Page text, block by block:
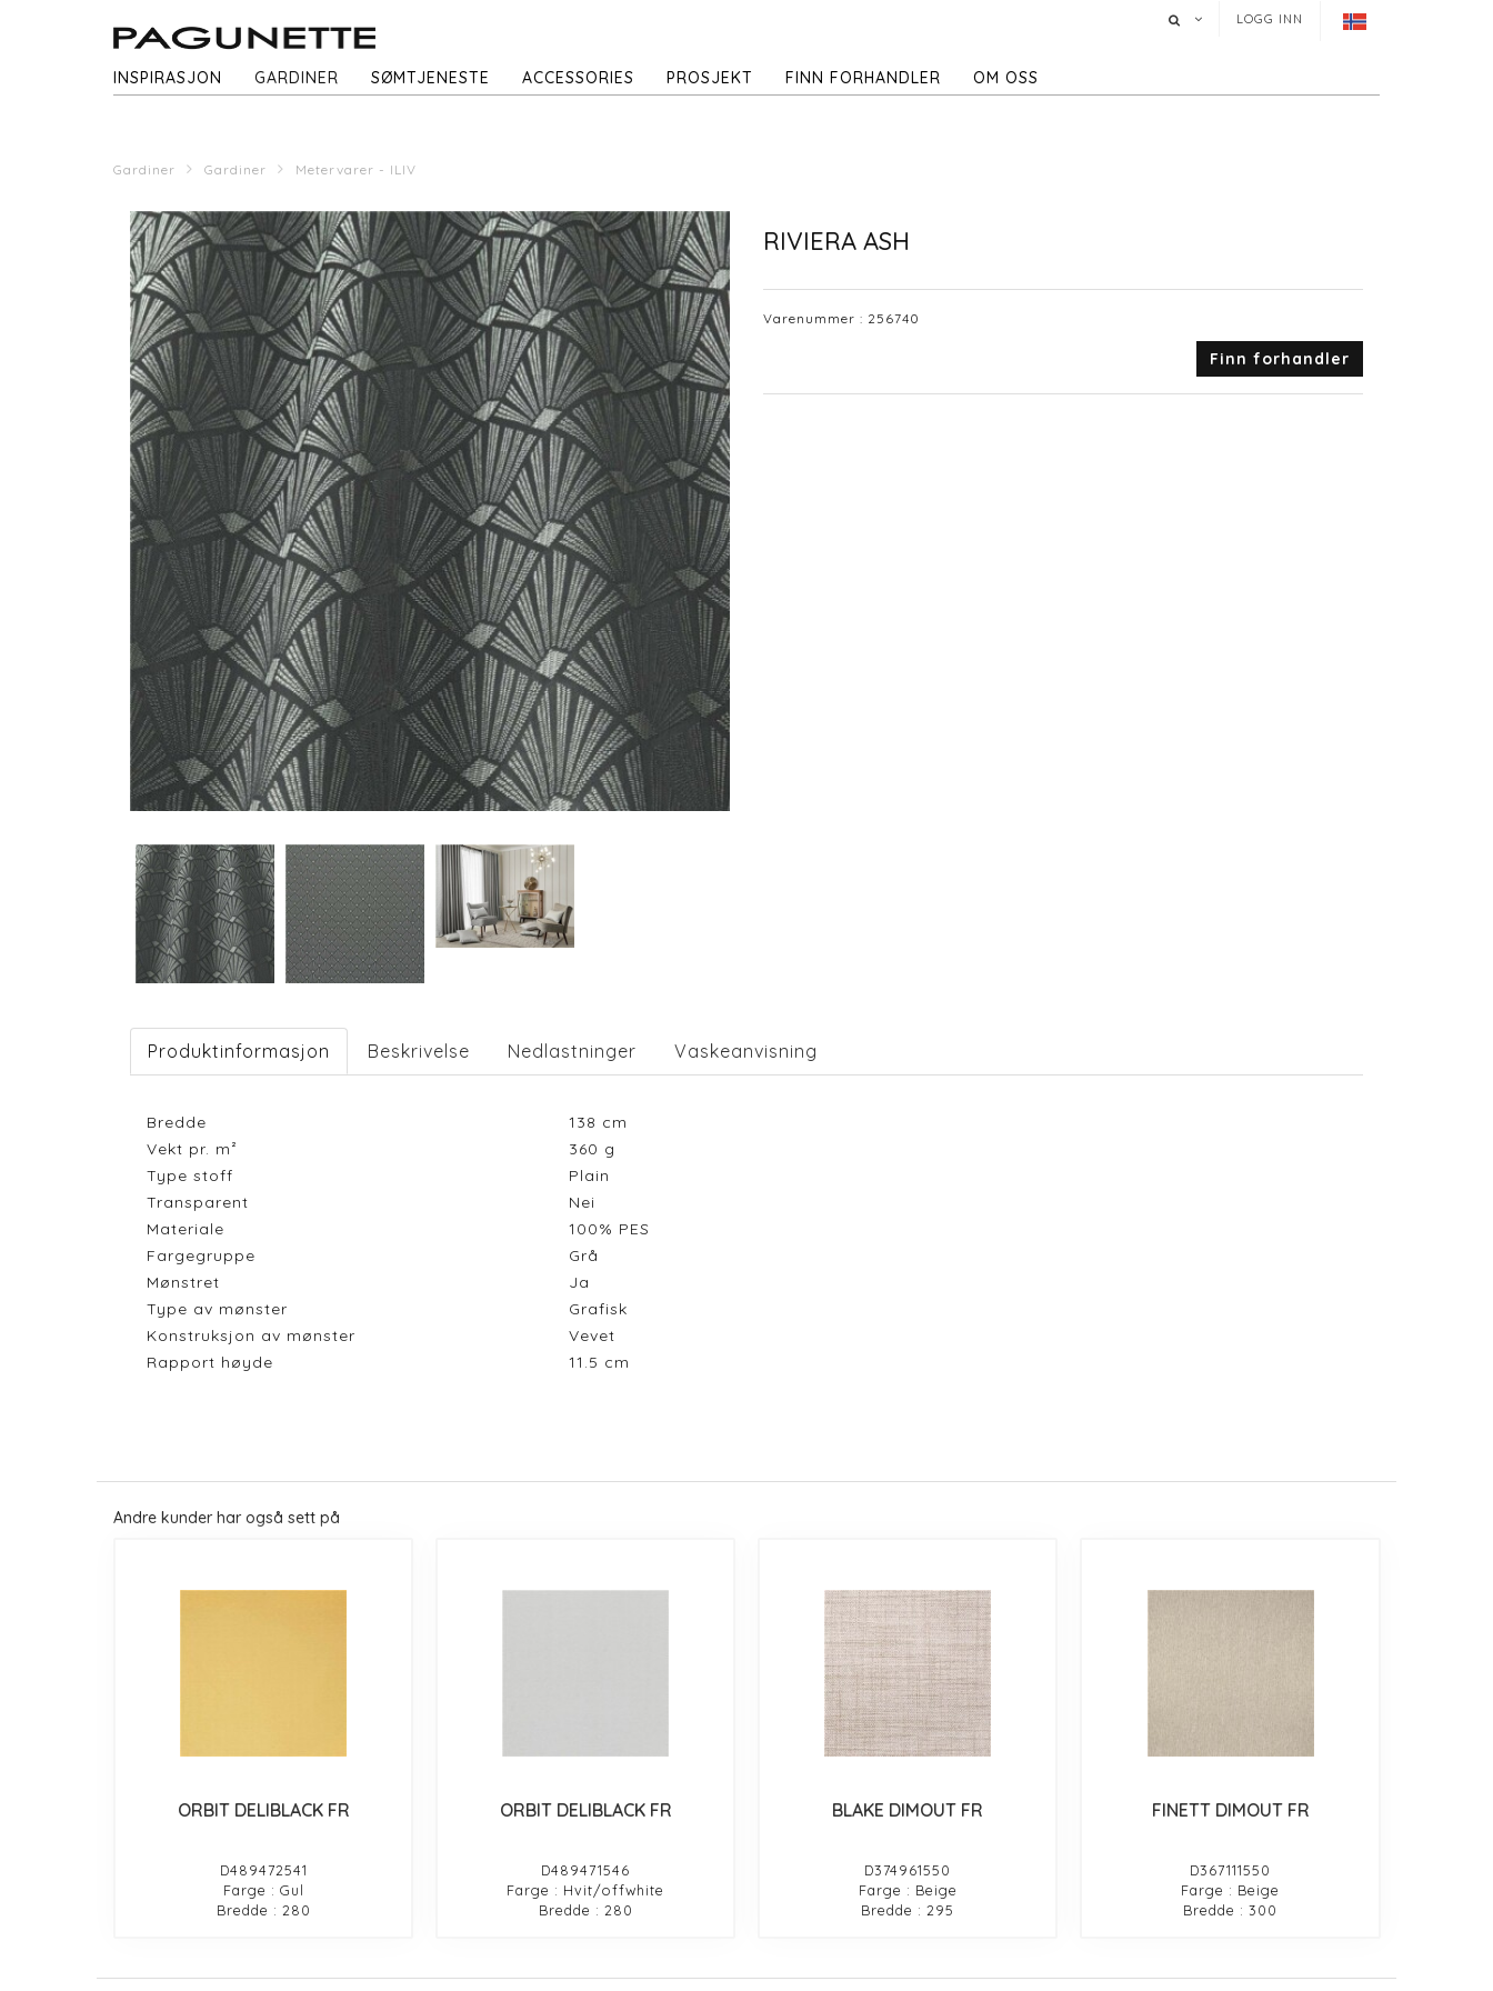
LOGG INN
INSPIRASJON GARDINER SØMTJENESTE ACCESSORIES PROSJEKT FINN FORHANDLER OM OSS
Gardiner Gardiner Metervarer - ILIV
RIVIERA ASH
Varenummer : 256740
Finn forhandler
Produktinformasjon Beskrivelse Nedlastninger Vaskeanvisning
Bredde 138 cm
Vekt pr. m²
360 g
Type stoff
Plain
Transparent
Nei
Materiale
100% PES
Fargegruppe
Grå
Mønstret
Ja
Type av mønster
Grafisk
Konstruksjon av mønster
Vevet
Rapport høyde
11.5 cm
Andre kunder har også sett på
ORBIT DELIBLACK FR
D489472541
Farge : Gul
Bredde : 280
ORBIT DELIBLACK FR
D489471546
Farge : Hvit/offwhite
Bredde : 280
BLAKE DIMOUT FR
D374961550
Farge : Beige
Bredde : 295
FINETT DIMOUT FR
D367111550
Farge : Beige
Bredde : 300